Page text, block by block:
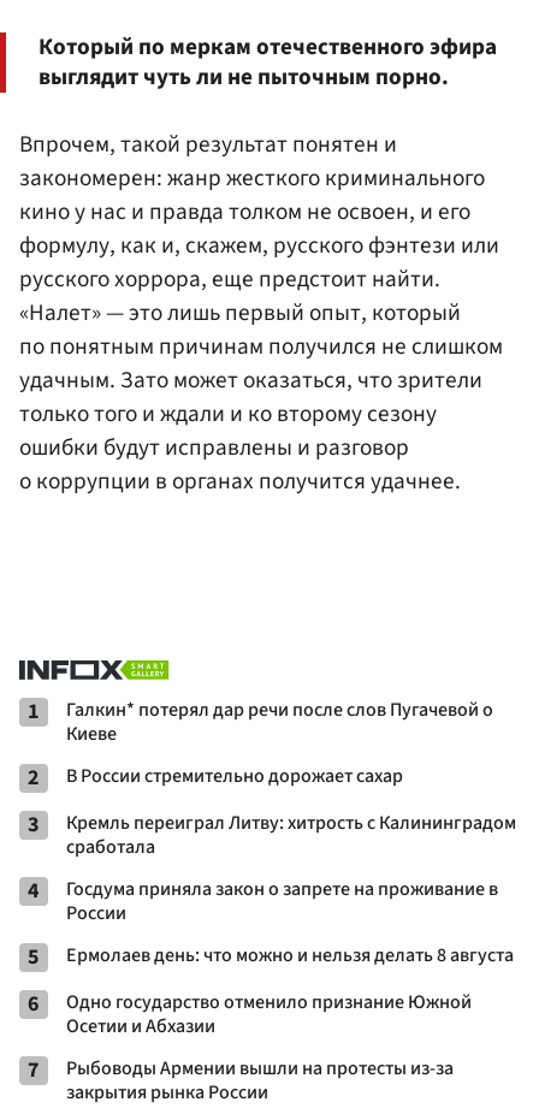
Который по меркам отечественного эфира
выглядит чуть ли не пыточным порно.
Впрочем, такой результат понятен и
закономерен: жанр жесткого криминального
кино у нас и правда толком не освоен, и его
формулу, как и, скажем, русского фэнтези или
русского хоррора, еще предстоит найти.
«Налет» — это лишь первый опыт, который
по понятным причинам получился не слишком
удачным. Зато может оказаться, что зрители
только того и ждали и ко второму сезону
ошибки будут исправлены и разговор
о коррупции в органах получится удачнее.
1
Галкин* потерял дар речи после слов Пугачевой о
Киеве
2 В России стремительно дорожает сахар
3
Кремль переиграл Литву: хитрость с Калининградом
сработала
4
Госдума приняла закон о запрете на проживание в
России
5 Ермолаев день: что можно и нельзя делать 8 августа
6
Одно государство отменило признание Южной
Осетии и Абхазии
7
Рыбоводы Армении вышли на протесты из-за
закрытия рынка России